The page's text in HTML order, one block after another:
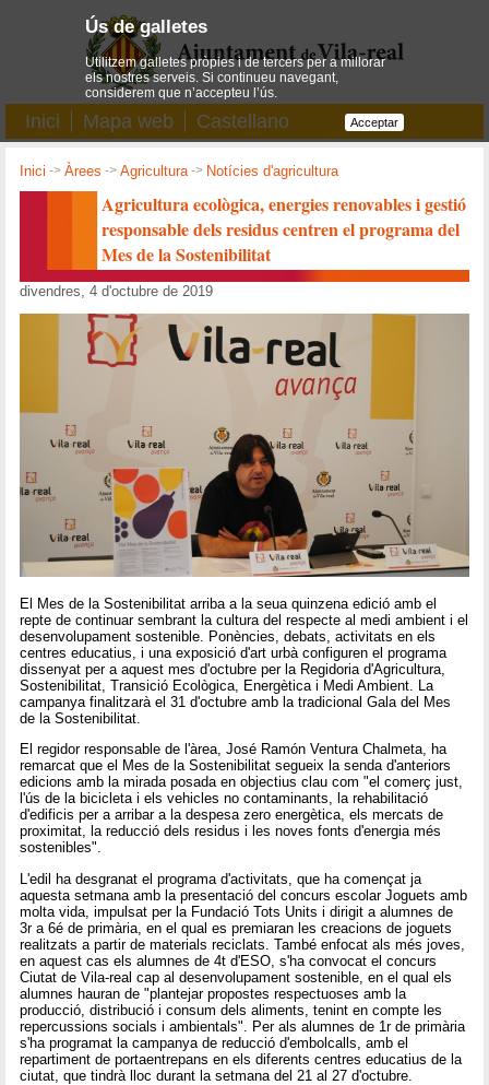
Inici Mapa web Castellano
Inici ->Àrees ->Agricultura-> Notícies d'agricultura
Agricultura ecològica, energies renovables i gestió
responsable dels residus centren el programa del
Mes de la Sostenibilitat
divendres, 4 d'octubre de 2019
El Mes de la Sostenibilitat arriba a la seua quinzena edició amb el
repte de continuar sembrant la cultura del respecte al medi ambient i el
desenvolupament sostenible. Ponències, debats, activitats en els
centres educatius, i una exposició d'art urbà configuren el programa
dissenyat per a aquest mes d'octubre per la Regidoria d'Agricultura,
Sostenibilitat, Transició Ecològica, Energètica i Medi Ambient. La
campanya finalitzarà el 31 d'octubre amb la tradicional Gala del Mes
de la Sostenibilitat.
El regidor responsable de l'àrea, José Ramón Ventura Chalmeta, ha
remarcat que el Mes de la Sostenibilitat segueix la senda d'anteriors
edicions amb la mirada posada en objectius clau com "el comerç just,
l'ús de la bicicleta i els vehicles no contaminants, la rehabilitació
d'edificis per a arribar a la despesa zero energètica, els mercats de
proximitat, la reducció dels residus i les noves fonts d'energia més
sostenibles".
L'edil ha desgranat el programa d'activitats, que ha començat ja
aquesta setmana amb la presentació del concurs escolar Joguets amb
molta vida, impulsat per la Fundació Tots Units i dirigit a alumnes de
3r a 6é de primària, en el qual es premiaran les creacions de joguets
realitzats a partir de materials reciclats. També enfocat als més joves,
en aquest cas els alumnes de 4t d'ESO, s'ha convocat el concurs
Ciutat de Vila-real cap al desenvolupament sostenible, en el qual els
alumnes hauran de "plantejar propostes respectuoses amb la
producció, distribució i consum dels aliments, tenint en compte les
repercussions socials i ambientals". Per als alumnes de 1r de primària
s'ha programat la campanya de reducció d'embolcalls, amb el
repartiment de portaentrepans en els diferents centres educatius de la
ciutat, que tindrà lloc durant la setmana del 21 al 27 d'octubre.
Ús de galletes
Utilitzem galletes pròpies i de tercers per a millorar
els nostres serveis. Si continueu navegant,
considerem que n’accepteu l’ús.
Acceptar